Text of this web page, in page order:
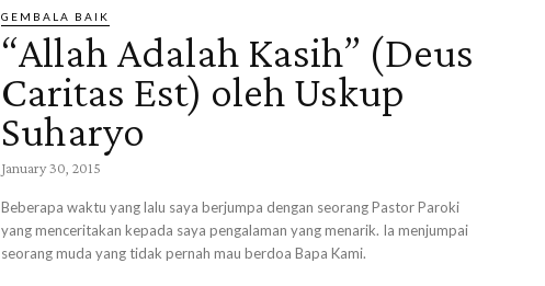
GEMBALA BAIK
“Allah Adalah Kasih” (Deus
Caritas Est) oleh Uskup
Suharyo
January 30, 2015
Beberapa waktu yang lalu saya berjumpa dengan seorang Pastor Paroki
yang menceritakan kepada saya pengalaman yang menarik. Ia menjumpai
seorang muda yang tidak pernah mau berdoa Bapa Kami.